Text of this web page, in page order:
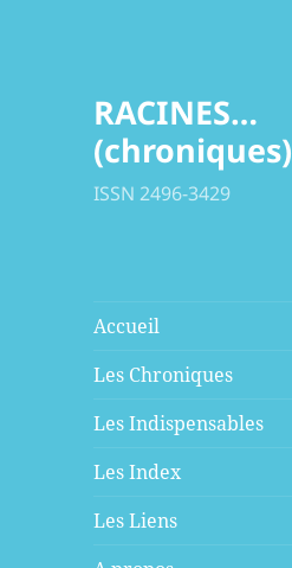
RACINES…
(chroniques)
ISSN 2496-3429
Accueil
Les Chroniques
Les Indispensables
Les Index
Les Liens